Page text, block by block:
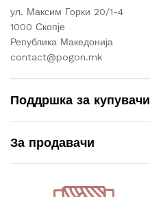
ул. Максим Горки 20/1-4
1000 Скопје
Република Македонија
contact@pogon.mk
Поддршка за купувачи
За продавачи